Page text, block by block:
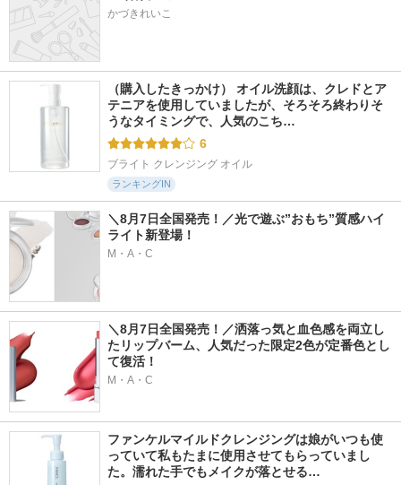
かづきれいこ
（購入したきっかけ） オイル洗顔は、クレドとア
テニアを使用していましたが、そろそろ終わりそ
うなタイミングで、人気のこち…
6
ブライト クレンジング オイル
ランキングIN
＼8月7日全国発売！／光で遊ぶ”おもち”質感ハイ
ライト新登場！
M・A・C
＼8月7日全国発売！／洒落っ気と血色感を両立し
たリップバーム、人気だった限定2色が定番色とし
て復活！
M・A・C
ファンケルマイルドクレンジングは娘がいつも使
っていて私もたまに使用させてもらっていまし
た。濡れた手でもメイクが落とせる…